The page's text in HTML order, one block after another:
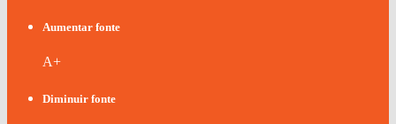
Aumentar fonte
A+
Diminuir fonte